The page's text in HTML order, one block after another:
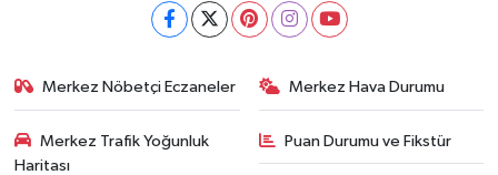
Merkez Nöbetçi Eczaneler Merkez Hava Durumu
Merkez Trafik Yoğunluk
Haritası
Puan Durumu ve Fikstür